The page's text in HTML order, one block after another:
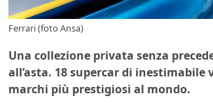
Ferrari (foto Ansa)
Una collezione privata senza
all’asta. 18 supercar di inestimabile
marchi più prestigiosi al mondo.